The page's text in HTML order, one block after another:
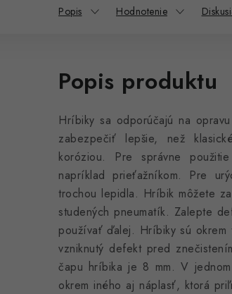
Popis Hodnotenie
Popis produktu
Hríbiky sa odporúčajú na
zabezpečiť lepšie, než
koróziou. Pre správne
napríklad prieťažníkom. Pre
trochou lepidla. Hríbik môžete
studených pneumatík. Zalepte
používať ďalej. Hríbiky sú okrem
vzniknutý defekt pred
čapu hríbika je 8 mm. V
okrem iného aj náplasť, ktorá